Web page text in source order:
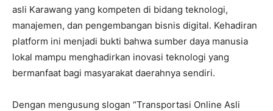
asli Karawang yang kompeten di bidang teknologi,
manajemen, dan pengembangan bisnis digital. Kehadiran
platform ini menjadi bukti bahwa sumber daya manusia
lokal mampu menghadirkan inovasi teknologi yang
bermanfaat bagi masyarakat daerahnya sendiri.
Dengan mengusung slogan “Transportasi Online Asli